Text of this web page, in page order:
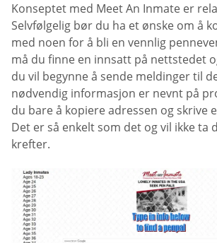
Konseptet med Meet An Inmate er
Selvfølgelig bør du ha et ønske om å
med noen for å bli en vennlig
må du finne en innsatt på nettstedet
du vil begynne å sende meldinger til
nødvendig informasjon er nevnt på
du bare å kopiere adressen og skrive
Det er så enkelt som det og vil ikke ta
krefter.